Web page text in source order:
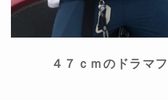
４７ｃｍのドラマ